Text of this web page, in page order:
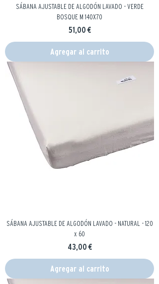
SÁBANA AJUSTABLE DE ALGODÓN LAVADO - VERDE
BOSQUE M 140X70
Precio
51,00 €
Agregar al carrito
SÁBANA AJUSTABLE DE ALGODÓN LAVADO - NATURAL - 120
x 60
Precio
43,00 €
Agregar al carrito